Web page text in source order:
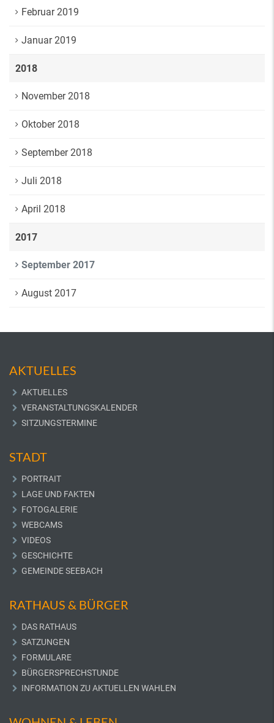
Februar 2019
Januar 2019
2018
November 2018
Oktober 2018
September 2018
Juli 2018
April 2018
2017
September 2017
August 2017
AKTUELLES
AKTUELLES
VERANSTALTUNGSKALENDER
SITZUNGSTERMINE
STADT
PORTRAIT
LAGE UND FAKTEN
FOTOGALERIE
WEBCAMS
VIDEOS
GESCHICHTE
GEMEINDE SEEBACH
RATHAUS & BÜRGER
DAS RATHAUS
SATZUNGEN
FORMULARE
BÜRGERSPRECHSTUNDE
INFORMATION ZU AKTUELLEN WAHLEN